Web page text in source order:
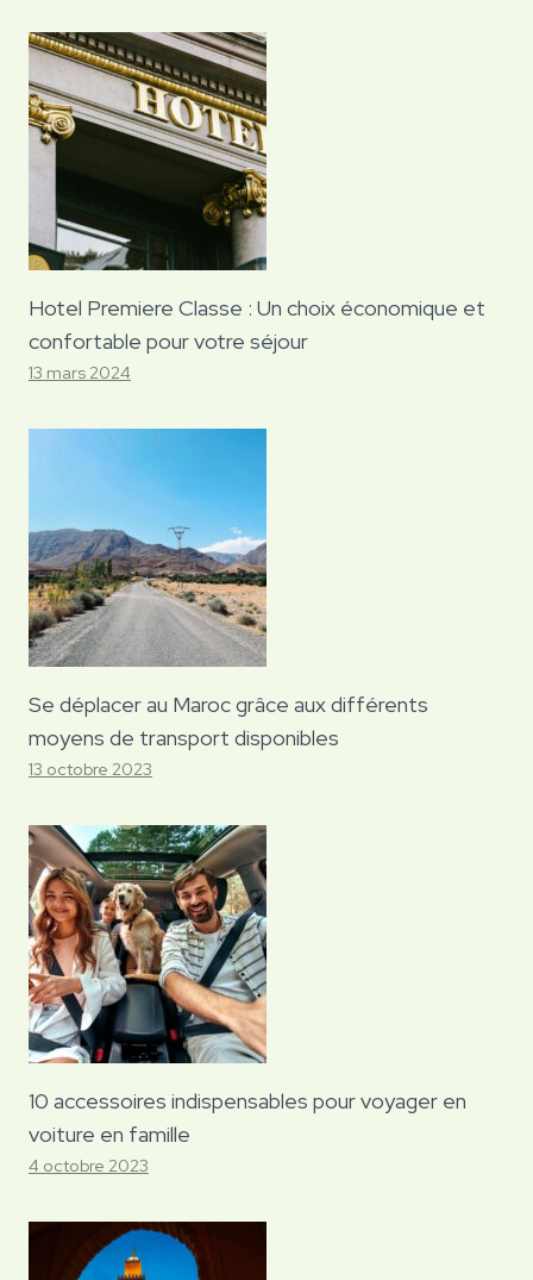
Hotel Premiere Classe : Un choix économique et
confortable pour votre séjour
13 mars 2024
Se déplacer au Maroc grâce aux différents
moyens de transport disponibles
13 octobre 2023
10 accessoires indispensables pour voyager en
voiture en famille
4 octobre 2023